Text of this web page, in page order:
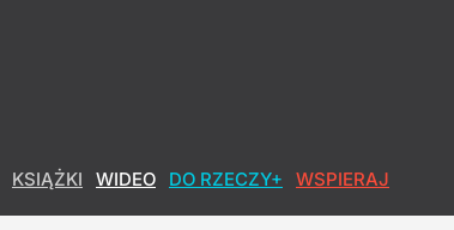
KSIĄŻKI WIDEO DO RZECZY+ WSPIERAJ